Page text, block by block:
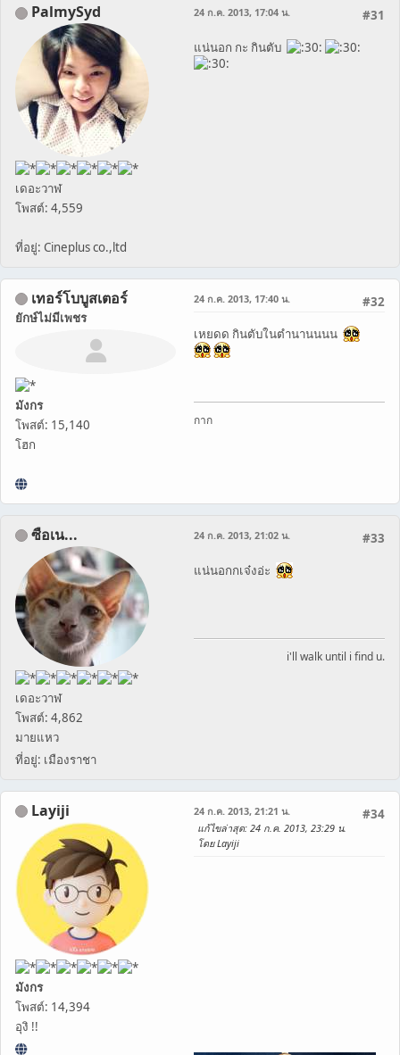
PalmySyd
เดอะวาฬ
โพสต์: 4,559
ที่อยู่: Cineplus co.,ltd
#31
24 ก.ค. 2013, 17:04 น.
แน่นอก กะ กินตับ
เทอร์โบบูสเตอร์
ยักษ์ไม่มีเพชร
มังกร
โพสต์: 15,140
โฮก
#32
24 ก.ค. 2013, 17:40 น.
เหยดด กินตับในตำนานนนน
กาก
ซือเน...
เดอะวาฬ
โพสต์: 4,862
มายแหว
ที่อยู่: เมืองราชา
#33
24 ก.ค. 2013, 21:02 น.
แน่นอกกเจ๋งอ่ะ
i'll walk until i find u.
Layiji
มังกร
โพสต์: 14,394
อุงิ !!
#34
24 ก.ค. 2013, 21:21 น.
แก้ไขล่าสุด: 24 ก.ค. 2013, 23:29 น.
โดย Layiji